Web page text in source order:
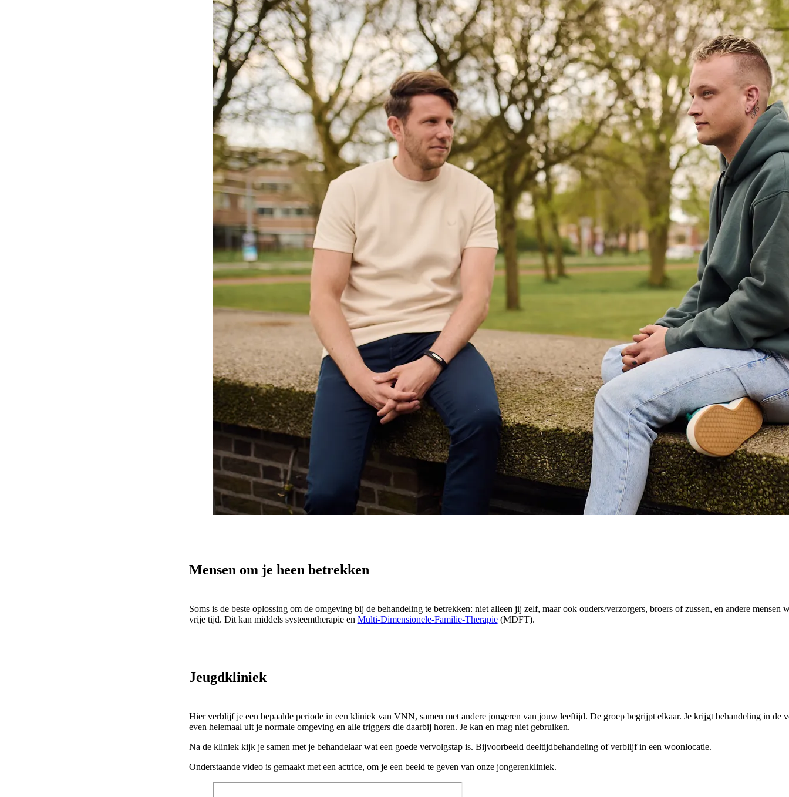
Mensen om je heen betrekken
Soms is de beste oplossing om de omgeving bij de behandeling te betrekken: niet alleen jij zelf, maar ook ouders/verzorgers, broers of zussen, en andere
vrije tijd. Dit kan middels systeemtherapie en Multi-Dimensionele-Familie-Therapie(MDFT).
Jeugdkliniek
Hier verblijf je een bepaalde periode in een kliniek van VNN, samen met andere jongeren van jouw leeftijd. De groep begrijpt elkaar. Je krijgt behandeling in de
even helemaal uit je normale omgeving en alle triggers die daarbij horen. Je kan en mag niet gebruiken.
Na de kliniek kijk je samen met je behandelaar wat een goede vervolgstap is. Bijvoorbeeld deeltijdbehandeling of verblijf in een woonlocatie.
Onderstaande video is gemaakt met een actrice, om je een beeld te geven van onze jongerenkliniek.